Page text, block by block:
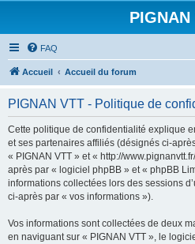
PIGNAN
FAQ
Accueil Accueil du forum
PIGNAN VTT - Politique de
Cette politique de confidentialité explique
et ses partenaires affiliés (désignés ci-
« PIGNAN VTT » et « http://
après par « logiciel phpBB » et « phpBB
informations collectées lors des sessions
ci-après par « vos informations »).
Vos informations sont collectées de deux
en naviguant sur « PIGNAN VTT », le